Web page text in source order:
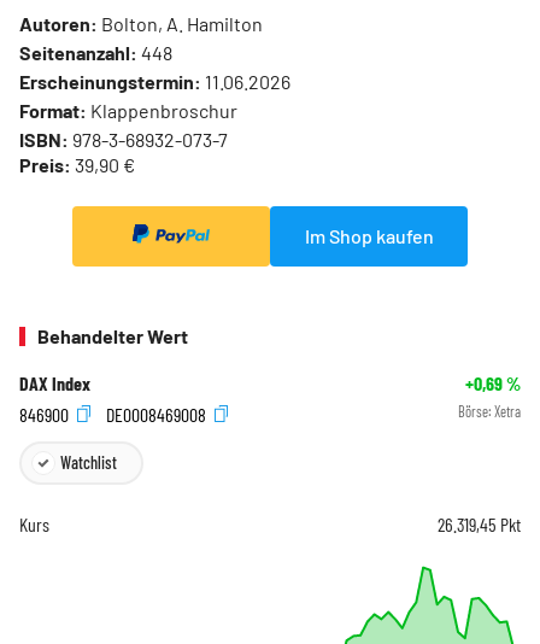
Autoren: Bolton, A. Hamilton
Seitenanzahl: 448
Erscheinungstermin: 11.06.2026
Format: Klappenbroschur
ISBN: 978-3-68932-073-7
Preis: 39,90 €
Im Shop kaufen
Behandelter Wert
DAX Index +0,69%
846900
DE0008469008 Börse: Xetra
Watchlist
Kurs 26.319,45 Pkt